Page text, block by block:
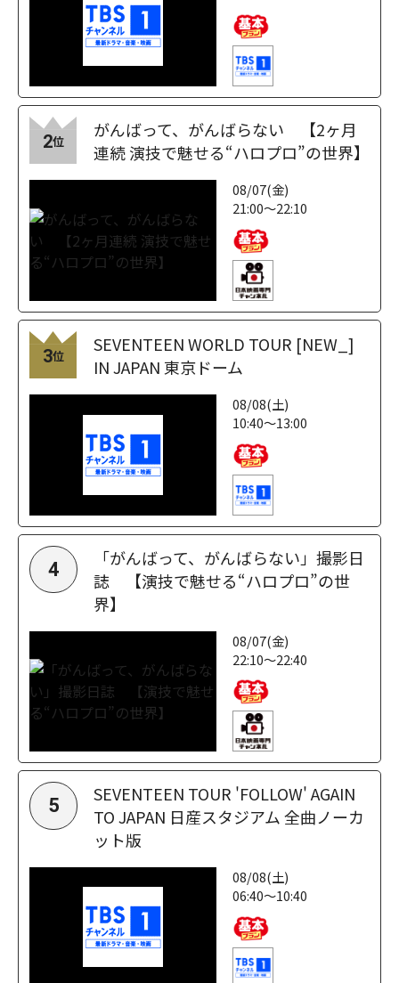
2位
がんばって、がんばらない 【2ヶ月
連続 演技で魅せる“ハロプロ”の世界】
08/07(金)
21:00～22:10
3位
SEVENTEEN WORLD TOUR [NEW_]
IN JAPAN 東京ドーム
08/08(土)
10:40～13:00
4
「がんばって、がんばらない」撮影日
誌 【演技で魅せる“ハロプロ”の世
界】
08/07(金)
22:10～22:40
5
SEVENTEEN TOUR 'FOLLOW' AGAIN
TO JAPAN 日産スタジアム 全曲ノーカ
ット版
08/08(土)
06:40～10:40